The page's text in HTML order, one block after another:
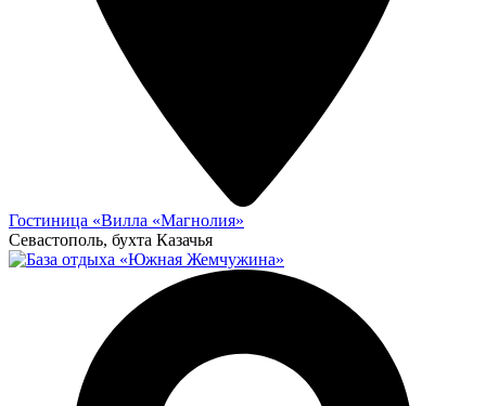
Гостиница «Вилла «Магнолия»
Севастополь, бухта Казачья